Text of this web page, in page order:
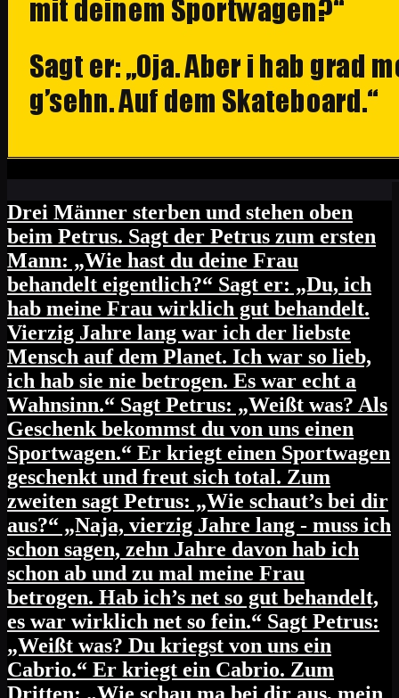
Drei Männer sterben und stehen oben
beim Petrus. Sagt der Petrus zum ersten
Mann: „Wie hast du deine Frau
behandelt eigentlich?“ Sagt er: „Du, ich
hab meine Frau wirklich gut behandelt.
Vierzig Jahre lang war ich der liebste
Mensch auf dem Planet. Ich war so lieb,
ich hab sie nie betrogen. Es war echt a
Wahnsinn.“ Sagt Petrus: „Weißt was? Als
Geschenk bekommst du von uns einen
Sportwagen.“ Er kriegt einen Sportwagen
geschenkt und freut sich total. Zum
zweiten sagt Petrus: „Wie schaut’s bei dir
aus?“ „Naja, vierzig Jahre lang - muss ich
schon sagen, zehn Jahre davon hab ich
schon ab und zu mal meine Frau
betrogen. Hab ich’s net so gut behandelt,
es war wirklich net so fein.“ Sagt Petrus:
„Weißt was? Du kriegst von uns ein
Cabrio.“ Er kriegt ein Cabrio. Zum